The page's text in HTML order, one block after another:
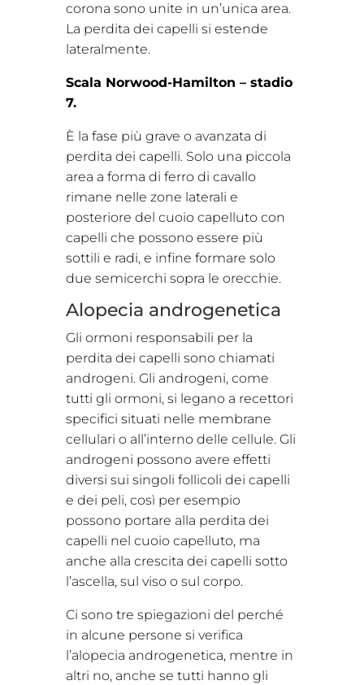
corona sono unite in un’unica area.
La perdita dei capelli si estende
lateralmente.
Scala Norwood-Hamilton – stadio
7.
È la fase più grave o avanzata di
perdita dei capelli. Solo una piccola
area a forma di ferro di cavallo
rimane nelle zone laterali e
posteriore del cuoio capelluto con
capelli che possono essere più
sottili e radi, e infine formare solo
due semicerchi sopra le orecchie.
Alopecia androgenetica
Gli ormoni responsabili per la
perdita dei capelli sono chiamati
androgeni. Gli androgeni, come
tutti gli ormoni, si legano a recettori
specifici situati nelle membrane
cellulari o all’interno delle cellule. Gli
androgeni possono avere effetti
diversi sui singoli follicoli dei capelli
e dei peli, così per esempio
possono portare alla perdita dei
capelli nel cuoio capelluto, ma
anche alla crescita dei capelli sotto
l’ascella, sul viso o sul corpo.
Ci sono tre spiegazioni del perché
in alcune persone si verifica
l’alopecia androgenetica, mentre in
altri no, anche se tutti hanno gli